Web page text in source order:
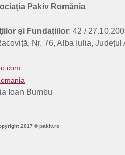
de afaceri - 312197 - Sesiunea a 3-a
planurilor de afaceri depuse în c [...]
Pakiv România
şi Fundaţiilor: 42 /
Nr. 76, Alba Iulia, Județul
Ioan Bumbu
2017 © pakiv.ro